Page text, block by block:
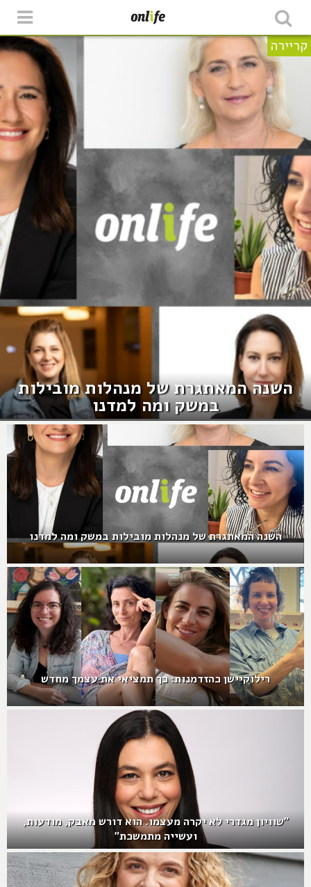
קריירה
השנה המאתגרת של מנהלות מובילות
במשק ומה למדנו
השנה המאתגרת של מנהלות מובילות במשק ומה למדנו
רילוקיישן כהזדמנות: כך תמציאי את עצמך מחדש
"שוויון מגדרי לא יקרה מעצמו. הוא דורש מאבק, מודעות,
ועשייה מתמשכת"